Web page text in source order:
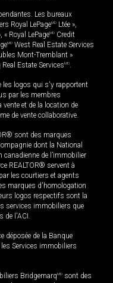
Les bureaux
Royal LePageMD Ltée »,
« Royal LePageMD Credit
MD West Real Estate Services
Mont-Tremblant »
Estate ServicesMD.
les logos qui s'y rapportent
par les membres
vente et de la location de
de vente collaborative.
sont des marques
dont la National
de l’immobilier
REALTOR® servent à
les courtiers et agents
marques d'homologation
logos respectifs sont la
services immobiliers que
de l'ACI.
déposée de la Banque
Services immobiliers
BridgemarqMD sont des